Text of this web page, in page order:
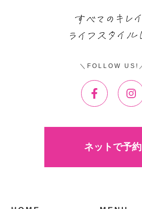
FOLLOW US!
ネットで予約